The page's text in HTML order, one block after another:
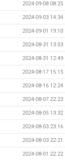
2024-09-08 08:25
2024-09-03 14:34
2024-09-01 19:10
2024-08-31 13:03
2024-08-31 12:49
2024-08-17 15:15
2024-08-16 12:24
2024-08-07 22:23
2024-08-05 13:32
2024-08-03 23:16
2024-08-03 22:21
2024-08-01 22:22